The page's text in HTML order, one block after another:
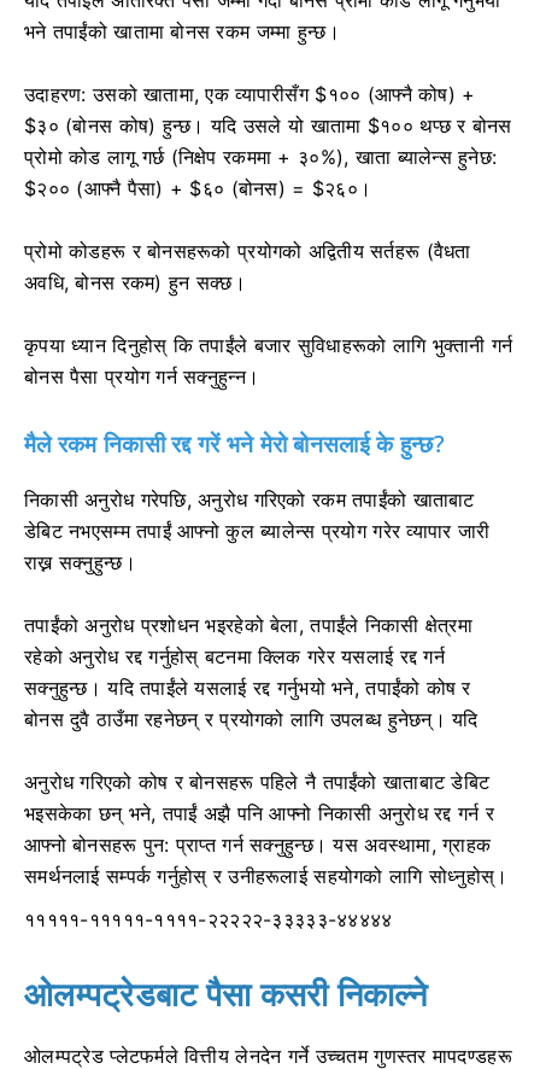
भने तपाईंको खातामा बोनस रकम जम्मा हुन्छ।
उदाहरण: उसको खातामा, एक व्यापारीसँग $१०० (आफ्नै कोष) +
$३० (बोनस कोष) हुन्छ। यदि उसले यो खातामा $१०० थप्छ र बोनस
प्रोमो कोड लागू गर्छ (निक्षेप रकममा + ३०%), खाता ब्यालेन्स हुनेछ:
$२०० (आफ्नै पैसा) + $६० (बोनस) = $२६०।
प्रोमो कोडहरू र बोनसहरूको प्रयोगको अद्वितीय सर्तहरू (वैधता
अवधि, बोनस रकम) हुन सक्छ।
कृपया ध्यान दिनुहोस् कि तपाईंले बजार सुविधाहरूको लागि भुक्तानी गर्न
बोनस पैसा प्रयोग गर्न सक्नुहुन्न।
मैले रकम निकासी रद्द गरें भने मेरो बोनसलाई के हुन्छ?
निकासी अनुरोध गरेपछि, अनुरोध गरिएको रकम तपाईंको खाताबाट
डेबिट नभएसम्म तपाईं आफ्नो कुल ब्यालेन्स प्रयोग गरेर व्यापार जारी
राख्न सक्नुहुन्छ।
तपाईंको अनुरोध प्रशोधन भइरहेको बेला, तपाईंले निकासी क्षेत्रमा
रहेको अनुरोध रद्द गर्नुहोस् बटनमा क्लिक गरेर यसलाई रद्द गर्न
सक्नुहुन्छ। यदि तपाईंले यसलाई रद्द गर्नुभयो भने, तपाईंको कोष र
बोनस दुवै ठाउँमा रहनेछन् र प्रयोगको लागि उपलब्ध हुनेछन्। यदि
अनुरोध गरिएको कोष र बोनसहरू पहिले नै तपाईंको खाताबाट डेबिट
भइसकेका छन् भने, तपाईं अझै पनि आफ्नो निकासी अनुरोध रद्द गर्न र
आफ्नो बोनसहरू पुन: प्राप्त गर्न सक्नुहुन्छ। यस अवस्थामा, ग्राहक
समर्थनलाई सम्पर्क गर्नुहोस् र उनीहरूलाई सहयोगको लागि सोध्नुहोस्।
१११११-१११११-११११-२२२२२-३३३३३-४४४४४
ओलम्पट्रेडबाट पैसा कसरी निकाल्ने
ओलम्पट्रेड प्लेटफर्मले वित्तीय लेनदेन गर्ने उच्चतम गुणस्तर मापदण्डहरू